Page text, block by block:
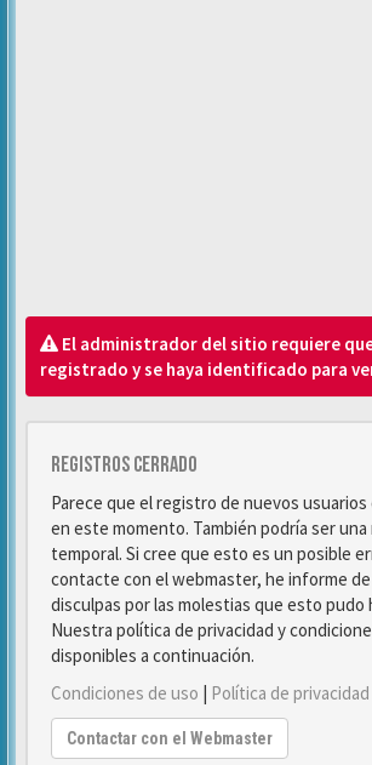
El administrador del sitio requiere
registrado y se haya identificado para
Registros cerrado
Parece que el registro de nuevos
en este momento. También podría ser una
temporal. Si cree que esto es un posible
contacte con el webmaster, he informe
disculpas por las molestias que esto pudo
Nuestra política de privacidad y
disponibles a continuación.
Condiciones de uso | Política de privacidad
Contactar con el Webmaster